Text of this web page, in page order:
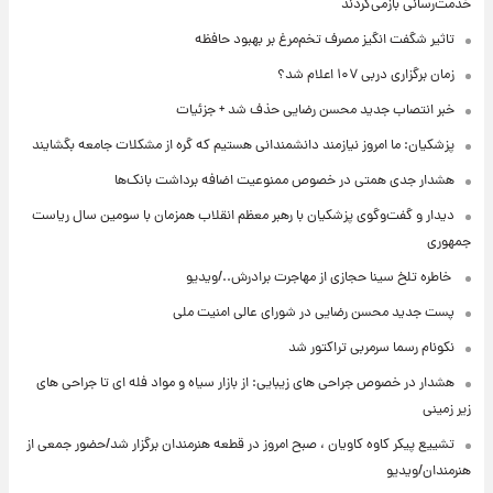
خدمت‌رسانی بازمی‌گردند
تاثیر شگفت انگیز مصرف تخم‌مرغ بر بهبود حافظه
زمان برگزاری دربی ۱۰۷ اعلام شد؟
خبر انتصاب جدید محسن رضایی حذف شد + جزئیات
پزشکیان: ما امروز نیازمند دانشمندانی هستیم که گره از مشکلات جامعه بگشایند
هشدار جدی همتی در خصوص ممنوعیت اضافه ‌برداشت بانک‌ها
دیدار و گفت‌وگوی پزشکیان با رهبر معظم انقلاب همزمان با سومین سال ریاست
جمهوری
⁨ خاطره تلخ سینا حجازی از مهاجرت برادرش../ویدیو
پست جدید محسن رضایی در شورای عالی امنیت ملی
نکونام رسما سرمربی تراکتور شد
هشدار در خصوص جراحی های زیبایی: از بازار سیاه و مواد فله ای تا جراحی های
زیر زمینی
تشییع پیکر کاوه کاویان ، صبح امروز در قطعه هنرمندان برگزار شد/حضور جمعی از
هنرمندان/ویدیو